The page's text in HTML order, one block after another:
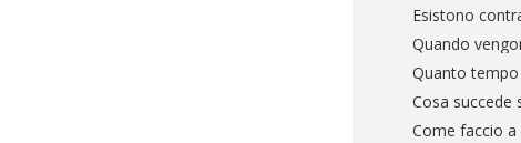
Esistono
Quando
Quanto
Cosa succede
Come faccio